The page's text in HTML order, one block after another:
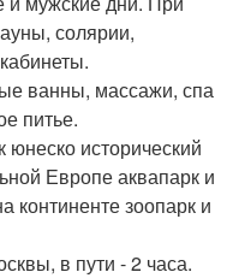
солярии,
ванны, массажи, спа
питье.
юнеско исторический
Европе аквапарк и
континенте зоопарк и
в пути - 2 часа.